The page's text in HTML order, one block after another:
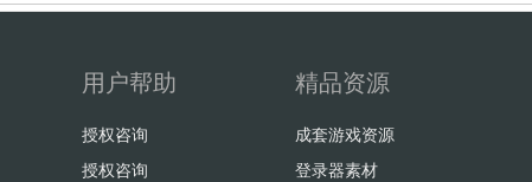
用户帮助
授权咨询
授权咨询
精品资源
成套游戏资源
登录器素材